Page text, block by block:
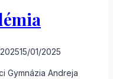
15/01/2025
Gymnázia Andreja